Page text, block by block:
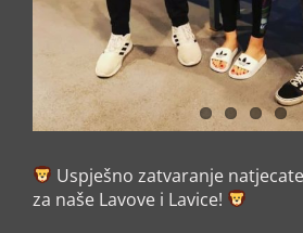
Uspješno zatvaranje
za naše Lavove i Lavice!